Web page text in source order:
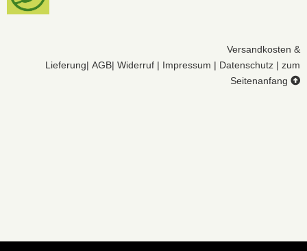
Versandkosten &
Lieferung| AGB| Widerruf | Impressum | Datenschutz | zum
Seitenanfang